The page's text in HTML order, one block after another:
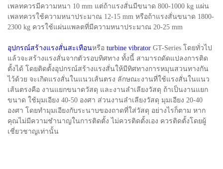
เพลทควรมีความหนา 10 mm แต่ถ้าแรงสั่นมีขนาด 800-1000 kg แผ่น
เพลทควรใช้ความหนาประมาณ 12-15 mm หรือถ้าแรงสั่นขนาด 1800-
2300 kg ควรใช้แผ่นแพลตที่มีความหนาประมาณ 20-25 mm
อุปกรณ์สร้างแรงสั่นสะเทือนหรือ turbine vibrator GT-Series โดยทั่วไป
แล้วจะสร้างแรงสั่นจากตัวรอบทิศทาง ทั้งนี้ สามารถดัดแปลงการติด
ตั้งได้ โดยติดตั้งอุปกรณ์สร้างแรงสั่นให้มีทิศทางการหมุนสวนทางกัน
ไว้ด้วย จะเกิดแรงสั่นในแนวเส้นตรง ลักษณะงานที่ใช้แรงสั่นในแนว
เส้นตรงคือ งานแยกขนาดวัสดุ และงานลำเลียงวัสดุ ถ้าเป็นงานแยก
ขนาด ใช้มุมเอียง 40-50 องศา ส่วนงานลำเลียงวัสดุ มุมเอียง 20-40
องศา โดยทำมุมเอียงกับระนาบของถาดที่ใส่วัสดุ อย่างไรก็ตาม หาก
คุณไม่มีความชำนาญในการติดตั้ง ไม่ควรติดตั้งเอง ควรติดตั้งโดยผู้
เชี่ยวชาญเท่านั้น